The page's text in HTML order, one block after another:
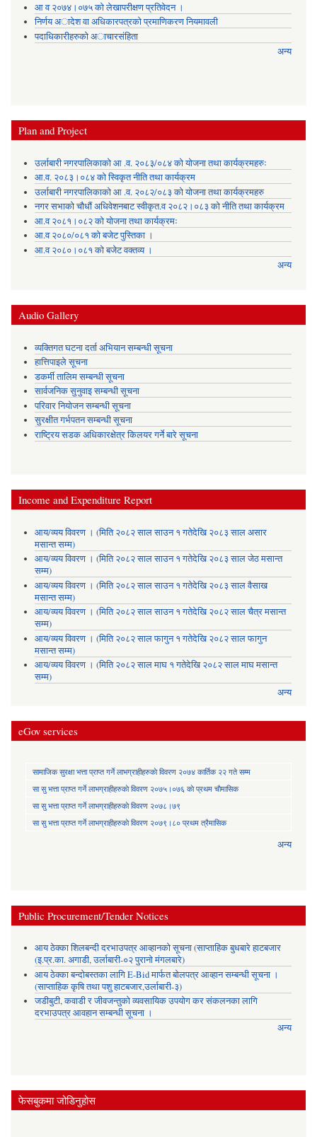
आ व २०७४।०७५ काे लेखापरीक्षण प्रतिवेदन ।
निर्णय अादेश वा अधिकारपत्रकाे प्रमाणिकरण नियमावली
पदाधिकारीहरुको अाचारसंहिता
अन्य
Plan and Project
उर्लाबारी नगरपालिकाको आ .व. २०८३/०८४ को योजना तथा कार्यक्रमहरुः
आ.व. २०८३।०८४ को स्विकृत नीति तथा कार्यक्रम
उर्लाबारी नगरपालिकाको आ .व. २०८२/०८३ को योजना तथा कार्यक्रमहरु
नगर सभाको चौधौं अधिवेशनबाट स्वीकृत.व २०८२।०८३ को नीति तथा कार्यक्रम
आ.व २०८१।०८२ को योजना तथा कार्यक्रमः
आ.व २०८०/०८१ को बजेट पुस्तिका ।
आ.व २०८०।०८१ को बजेट वक्तव्य ।
अन्य
Audio Gallery
व्यक्तिगत घटना दर्ता अभियान सम्बन्धी सूचना
हात्तिपाइले सूचना
डकर्मी तालिम सम्बन्धी सूचना
सार्वजनिक सुनुवाइ सम्बन्धी सूचना
परिवार नियोजन सम्बन्धी सूचना
सुरक्षीत गर्भपतन सम्बन्धी सूचना
राष्ट्रिय सडक अधिकारक्षेत्र किलयर गर्ने बारे सूचना
Income and Expenditure Report
आय/व्यय विवरण । (मिति २०८२ साल साउन १ गतेदेखि २०८३ साल असार
मसान्त सम्म)
आय/व्यय विवरण । (मिति २०८२ साल साउन १ गतेदेखि २०८३ साल जेठ मसान्त
सम्म)
आय/व्यय विवरण । (मिति २०८२ साल साउन १ गतेदेखि २०८३ साल वैसाख
मसान्त सम्म)
आय/व्यय विवरण । (मिति २०८२ साल साउन १ गतेदेखि २०८२ साल चैत्र मसान्त
सम्म)
आय/व्यय विवरण । (मिति २०८२ साल फागुन १ गतेदेखि २०८२ साल फागुन
मसान्त सम्म)
आय/व्यय विवरण । (मिति २०८२ साल माघ १ गतेदेखि २०८२ साल माघ मसान्त
सम्म)
अन्य
eGov services
सामाजिक सुरक्षा भत्ता प्राप्त गर्ने लाभग्राहीहरुकाे विवरण २०७४ कार्तिक २२ गते सम्म
सा‍ सु भत्ता प्राप्त गर्ने लाभग्राहीहरुकाे विवरण २०७५।०७६ काे प्रथम चाैमासिक
सा‍ सु भत्ता प्राप्त गर्ने लाभग्राहीहरुकाे विवरण २०७८।७९
सा‍ सु भत्ता प्राप्त गर्ने लाभग्राहीहरुकाे विवरण २०७९।८० प्रथम त्रैमासिक
अन्य
Public Procurement/Tender Notices
आय ठेक्का शिलबन्दी दरभाउपत्र आव्हानको सूचना (साप्ताहिक बुधबारे हाटबजार
(इ.प्र.का. अगाडी, उर्लाबारी-०२ पुरानो मंगलबारे)
आय ठेक्का बन्दोबस्तका लागि E-Bid मार्फत बोलपत्र आव्हान सम्बन्धी सूचना ।
(साप्ताहिक कृषि तथा पशु हाटबजार,उर्लाबारी-३)
जडीबुटी, कवाडी र जीवजन्तुको व्यवसायिक उपयोग कर संकलनका लागि
दरभाउपत्र आवहान सम्बन्धी सूचना ।
अन्य
फेसबुकमा जोडिनुहोस